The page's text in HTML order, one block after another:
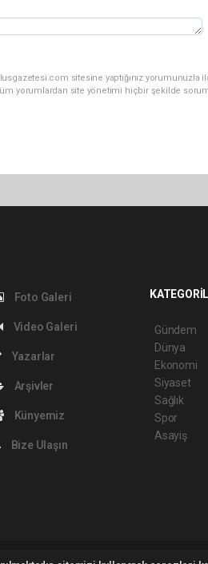
sitesine yaptığınız yorumunuzla
yorumlardan site yönetimi hiçbir şekilde
Foto Galeri
Video Galeri
Yazarlar
Arşivler
Künyemiz
Bize Ulaşın
Gündem
Dünya
Ekonomi
Siyaset
Sağlık
Spor
Asayiş